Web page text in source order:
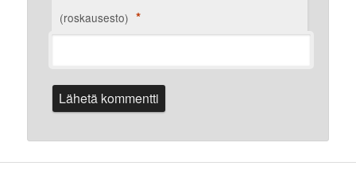
(roskausesto) *